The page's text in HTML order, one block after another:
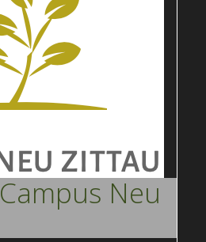
Campus Neu